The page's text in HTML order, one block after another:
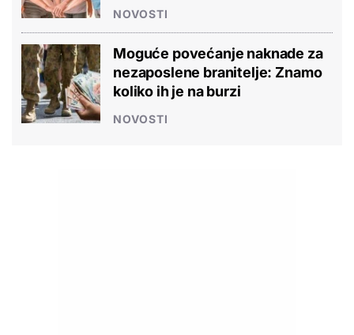
NOVOSTI
Moguće povećanje naknade za
nezaposlene branitelje: Znamo
koliko ih je na burzi
NOVOSTI